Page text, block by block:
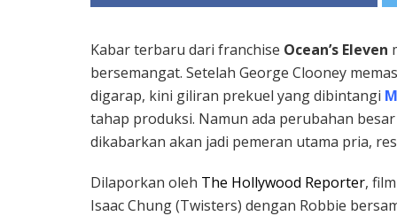
Kabar terbaru dari franchise Ocean’s Eleven
bersemangat. Setelah George Clooney
digarap, kini giliran prekuel yang dibintangi
tahap produksi. Namun ada perubahan
dikabarkan akan jadi pemeran utama pria,
Dilaporkan oleh The Hollywood Reporter,
Isaac Chung (Twisters) dengan Robbie